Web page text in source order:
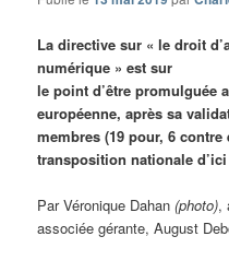
La directive sur « le droit
numérique » est sur
le point d’être promulguée
européenne, après sa
membres (19 pour, 6
transposition nationale
Par Véronique Dahan(photo),
associée gérante, August